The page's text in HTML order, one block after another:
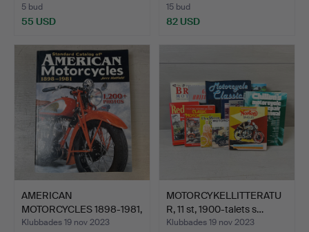
5 bud
55 USD
15 bud
82 USD
AMERICAN
MOTORCYCLES 1898-1981,
bok, Jerry…
Klubbades 19 nov 2023
MOTORCYKELLITTERATU
R, 11 st, 1900-talets s…
Klubbades 19 nov 2023